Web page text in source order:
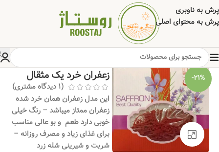
پرش به ناوبری
پرش به محتوای اصلی
-21%
برای بزرگنمایی کلیک کنید
چاشنی
زعفران خرد یک مثقال
(
1 دیدگاه مشتری)
این مدل زعفران همان خرد شده
زعفران ممتاز میباشد – رنگ خیلی
خوبی دارد طعم و بو عالی مناسب
برای غذای زیاد و مصرف روزانه –
شربت و شیرینی شله زرد